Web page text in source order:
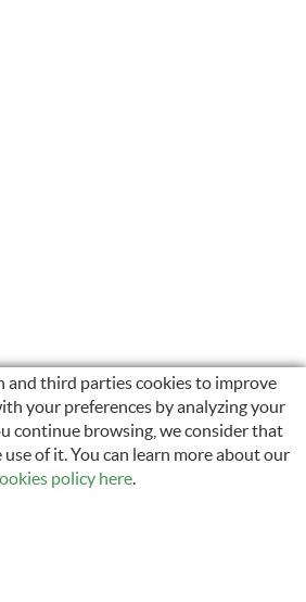
and third parties cookies to improve
your preferences by analyzing your
continue browsing, we consider that
of it. You can learn more about our
policy here.